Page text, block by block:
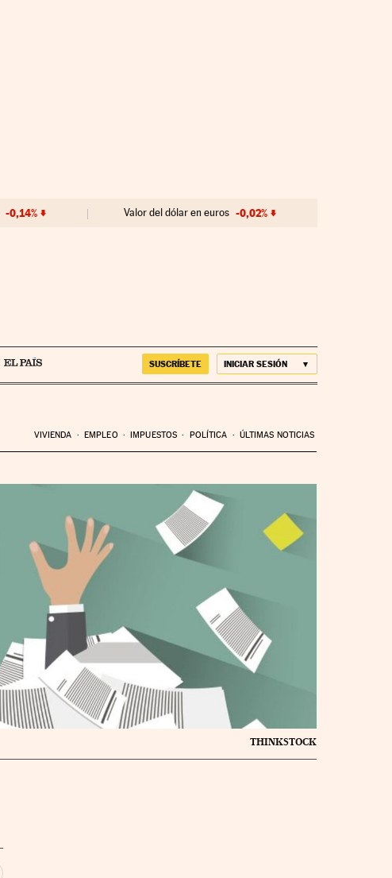
-0,14% Valor del dólar en euros -0,02%
SUSCRÍBETE INICIAR SESIÓN
VIVIENDA EMPLEO IMPUESTOS POLÍTICA ÚLTIMAS NOTICIAS
THINKSTOCK